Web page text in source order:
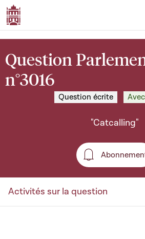
Question
n°3016
Question écrite
"Catcalling"
Activités sur la question